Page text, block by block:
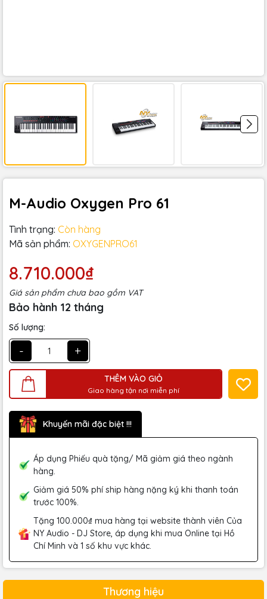
M-Audio Oxygen Pro 61
Tình trạng: Còn hàng
Mã sản phẩm: OXYGENPRO61
8.710.000₫
Giá sản phẩm chưa bao gồm VAT
Bảo hành 12 tháng
Số lượng:
- +
THÊM VÀO GIỎ
Giao hàng tận nơi miễn phí
Khuyến mãi đặc biệt !!!
Áp dụng Phiếu quà tặng/ Mã giảm giá theo ngành
hàng.
Giảm giá 50% phí ship hàng nặng ký khi thanh toán
trước 100%.
Tặng 100.000₫ mua hàng tại website thành viên Của
NY Audio - DJ Store, áp dụng khi mua Online tại Hồ
Chí Minh và 1 số khu vực khác.
Thương hiệu